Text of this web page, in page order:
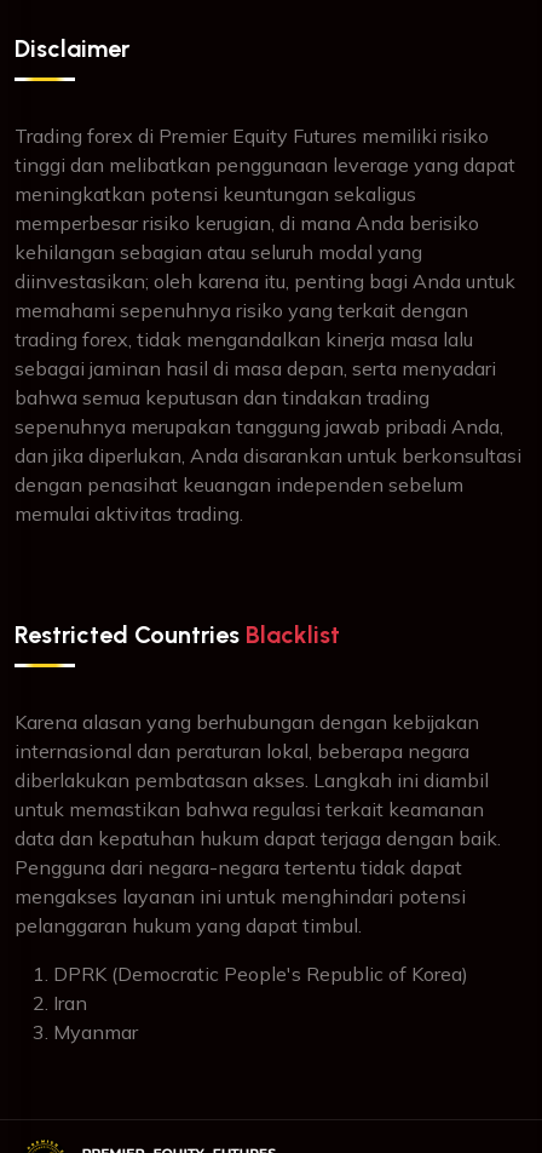
Disclaimer
Trading forex di Premier Equity Futures memiliki risiko
tinggi dan melibatkan penggunaan leverage yang dapat
meningkatkan potensi keuntungan sekaligus
memperbesar risiko kerugian, di mana Anda berisiko
kehilangan sebagian atau seluruh modal yang
diinvestasikan; oleh karena itu, penting bagi Anda untuk
memahami sepenuhnya risiko yang terkait dengan
trading forex, tidak mengandalkan kinerja masa lalu
sebagai jaminan hasil di masa depan, serta menyadari
bahwa semua keputusan dan tindakan trading
sepenuhnya merupakan tanggung jawab pribadi Anda,
dan jika diperlukan, Anda disarankan untuk berkonsultasi
dengan penasihat keuangan independen sebelum
memulai aktivitas trading.
Restricted Countries Blacklist
Karena alasan yang berhubungan dengan kebijakan
internasional dan peraturan lokal, beberapa negara
diberlakukan pembatasan akses. Langkah ini diambil
untuk memastikan bahwa regulasi terkait keamanan
data dan kepatuhan hukum dapat terjaga dengan baik.
Pengguna dari negara-negara tertentu tidak dapat
mengakses layanan ini untuk menghindari potensi
pelanggaran hukum yang dapat timbul.
DPRK (Democratic People's Republic of Korea)
Iran
Myanmar